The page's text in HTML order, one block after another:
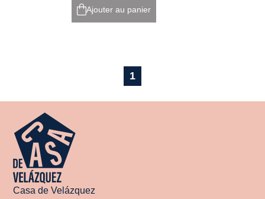
Ajouter au panier
1
Casa de Velázquez